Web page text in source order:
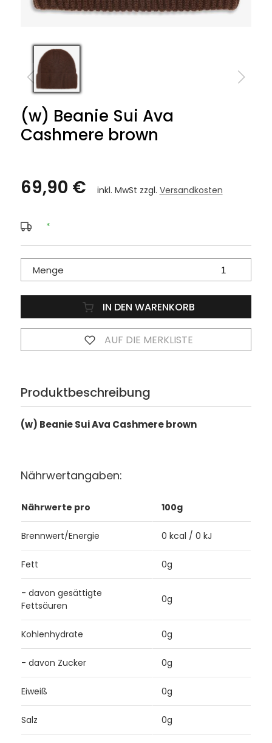
(w) Beanie Sui Ava
Cashmere brown
69,90 € inkl. MwSt zzgl. Versandkosten
*
Menge
IN DEN WARENKORB
AUF DIE MERKLISTE
Produktbeschreibung
(w) Beanie Sui Ava Cashmere brown
Nährwertangaben:
Nährwerte pro 100g
Brennwert/Energie 0 kcal / 0 kJ
Fett 0g
- davon gesättigte
Fettsäuren
0g
Kohlenhydrate 0g
- davon Zucker 0g
Eiweiß 0g
Salz 0g